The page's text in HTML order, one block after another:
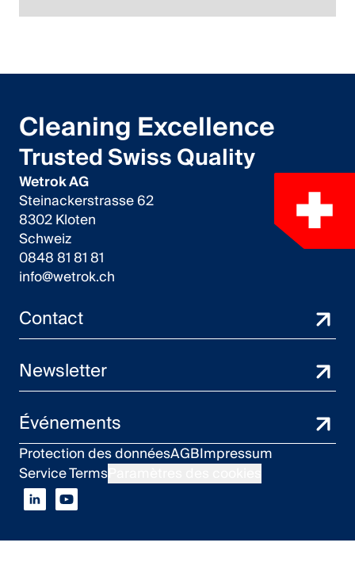
Cleaning Excellence
Trusted Swiss Quality
Wetrok AG
Steinackerstrasse 62
8302 Kloten
Schweiz
0848 81 81 81
info@wetrok.ch
Contact
Newsletter
Événements
Protection des donnéesAGBImpressum
Service Terms